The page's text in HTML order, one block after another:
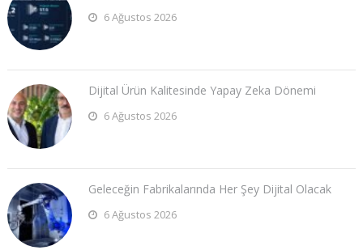
6 Ağustos 2026
Dijital Ürün Kalitesinde Yapay Zeka Dönemi
6 Ağustos 2026
Geleceğin Fabrikalarında Her Şey Dijital Olacak
6 Ağustos 2026